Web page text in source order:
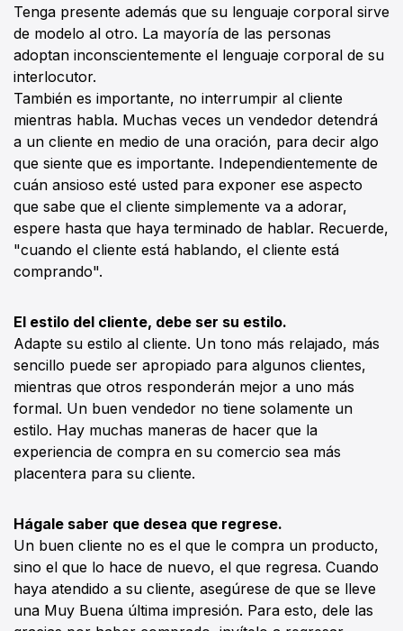
Tenga presente además que su lenguaje corporal sirve
de modelo al otro. La mayoría de las personas
adoptan inconscientemente el lenguaje corporal de su
interlocutor.
También es importante, no interrumpir al cliente
mientras habla. Muchas veces un vendedor detendrá
a un cliente en medio de una oración, para decir algo
que siente que es importante. Independientemente de
cuán ansioso esté usted para exponer ese aspecto
que sabe que el cliente simplemente va a adorar,
espere hasta que haya terminado de hablar. Recuerde,
"cuando el cliente está hablando, el cliente está
comprando".
El estilo del cliente, debe ser su estilo.
Adapte su estilo al cliente. Un tono más relajado, más
sencillo puede ser apropiado para algunos clientes,
mientras que otros responderán mejor a uno más
formal. Un buen vendedor no tiene solamente un
estilo. Hay muchas maneras de hacer que la
experiencia de compra en su comercio sea más
placentera para su cliente.
Hágale saber que desea que regrese.
Un buen cliente no es el que le compra un producto,
sino el que lo hace de nuevo, el que regresa. Cuando
haya atendido a su cliente, asegúrese de que se lleve
una Muy Buena última impresión. Para esto, dele las